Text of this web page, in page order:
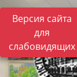
Версия сайта
для
слабовидящих